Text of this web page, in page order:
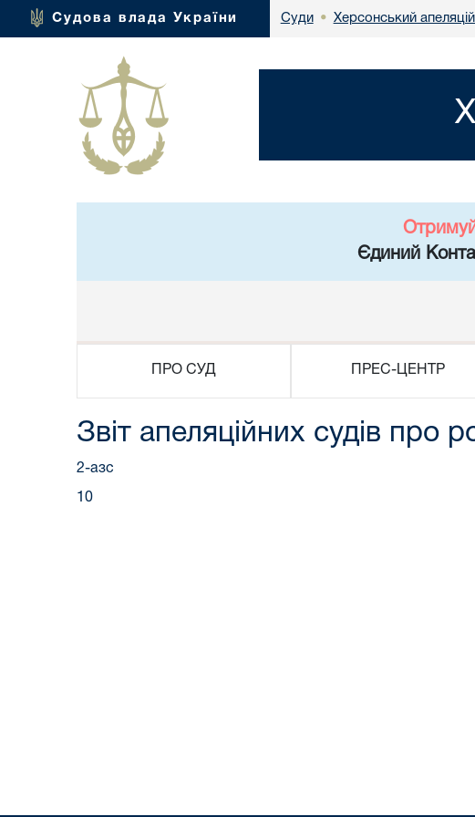
Судова влада України Суди • Херсонський
Єдиний
ПРО СУД ПРЕС-ЦЕНТР
Звіт апеляційних судів про
2-азс
10